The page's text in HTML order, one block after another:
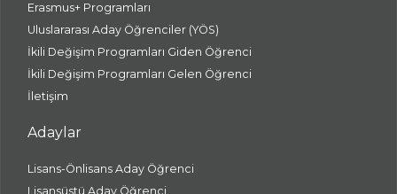
Erasmus+ Programları
Uluslararası Aday Öğrenciler (YÖS)
İkili Değişim Programları Giden Öğrenci
İkili Değişim Programları Gelen Öğrenci
İletişim
Adaylar
Lisans-Önlisans Aday Öğrenci
Lisansüstü Aday Öğrenci